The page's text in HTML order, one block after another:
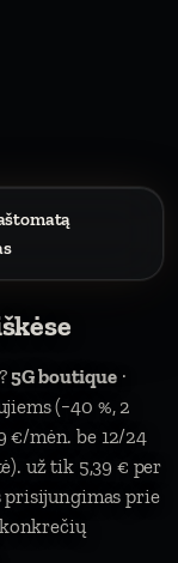
5G boutique·
(−40 %, 2
€/mėn. be 12/24
už tik 5,39 € per
prisijungimas prie